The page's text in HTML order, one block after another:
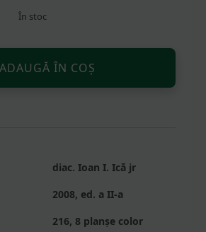
În stoc
ADAUGĂ ÎN COȘ
diac. Ioan I. Ică jr
2008, ed. a II-a
216, 8 planșe color